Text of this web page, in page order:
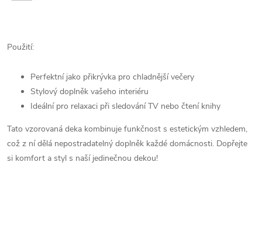
Použití:
Perfektní jako přikrývka pro chladnější večery
Stylový doplněk vašeho interiéru
Ideální pro relaxaci při sledování TV nebo čtení knihy
Tato vzorovaná deka kombinuje funkčnost s estetickým vzhledem,
což z ní dělá nepostradatelný doplněk každé domácnosti. Dopřejte
si komfort a styl s naší jedinečnou dekou!